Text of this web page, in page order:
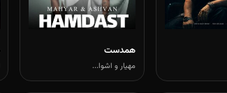
همدست
مهیار و اشوا...